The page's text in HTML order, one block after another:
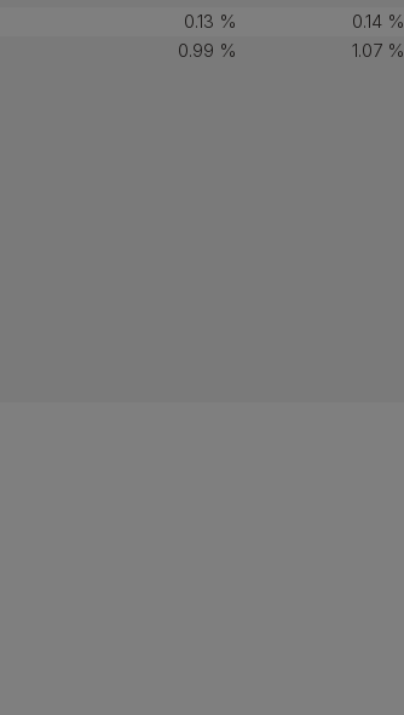
0.13 % 0.14 %
0.99 % 1.07 %